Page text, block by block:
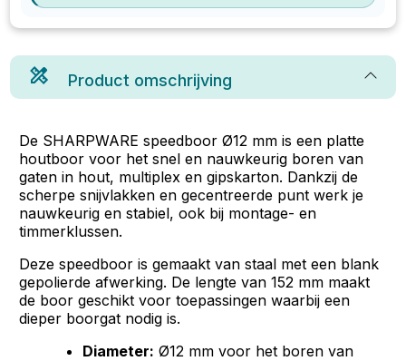
Product omschrijving
De SHARPWARE speedboor Ø12 mm is een platte
houtboor voor het snel en nauwkeurig boren van
gaten in hout, multiplex en gipskarton. Dankzij de
scherpe snijvlakken en gecentreerde punt werk je
nauwkeurig en stabiel, ook bij montage- en
timmerklussen.
Deze speedboor is gemaakt van staal met een blank
gepolierde afwerking. De lengte van 152 mm maakt
de boor geschikt voor toepassingen waarbij een
dieper boorgat nodig is.
Diameter: Ø12 mm voor het boren van